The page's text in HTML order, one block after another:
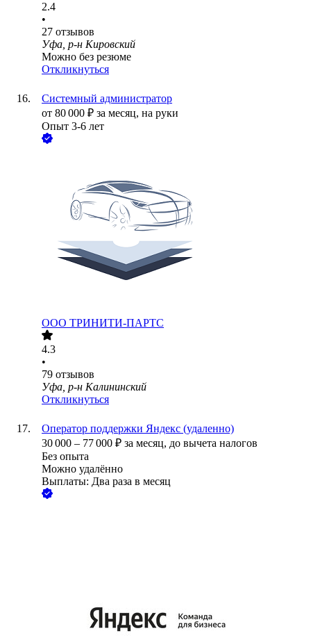
2.4
•
27 отзывов
Уфа, р-н Кировский
Можно без резюме
Откликнуться
Системный администратор
от 80 000 ₽ за месяц, на руки
Опыт 3-6 лет
ООО ТРИНИТИ-ПАРТС
4.3
•
79 отзывов
Уфа, р-н Калининский
Откликнуться
Оператор поддержки Яндекс (удаленно)
30 000 – 77 000 ₽ за месяц, до вычета налогов
Без опыта
Можно удалённо
Выплаты: Два раза в месяц